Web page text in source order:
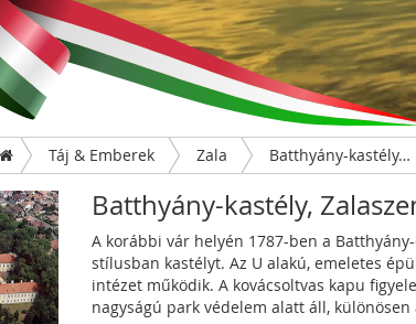
Táj & Emberek Zala Batthyány-kastély, Zalaszentgrót
Batthyány-kastély,
A korábbi vár helyén 1787-ben a
stílusban kastélyt. Az U alakú, emeletes
intézet működik. A kovácsoltvas kapu
nagyságú park védelem alatt áll,